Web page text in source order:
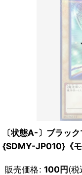
〔状態A-〕ブラッ
{SDMY-JP010}《モ
販売価格: 100円(税